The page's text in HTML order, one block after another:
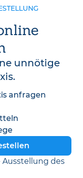
unnötige
anfragen
des